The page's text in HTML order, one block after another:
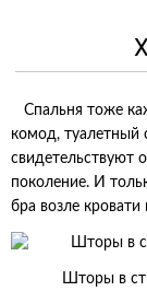
Спальня тоже
комод, туалетный
свидетельствуют
поколение. И
бра возле
Шторы в